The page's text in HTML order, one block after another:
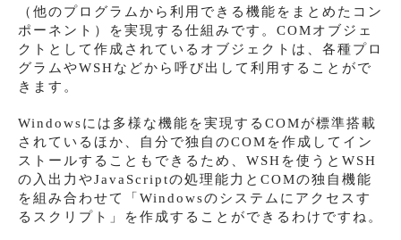
（他のプログラムから利用できる機能をまとめたコン
ポーネント）を実現する仕組みです。COMオブジェ
クトとして作成されているオブジェクトは、各種プロ
グラムやWSHなどから呼び出して利用することがで
きます。
Windowsには多様な機能を実現するCOMが標準搭載
されているほか、自分で独自のCOMを作成してイン
ストールすることもできるため、WSHを使うとWSH
の入出力やJavaScriptの処理能力とCOMの独自機能
を組み合わせて「Windowsのシステムにアクセスす
るスクリプト」を作成することができるわけですね。